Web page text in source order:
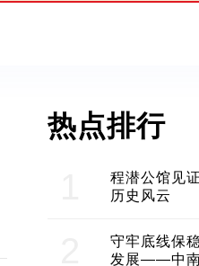
热点排行
程潜公馆见
历史风云
守牢底线保稳定 深化
发展——中南